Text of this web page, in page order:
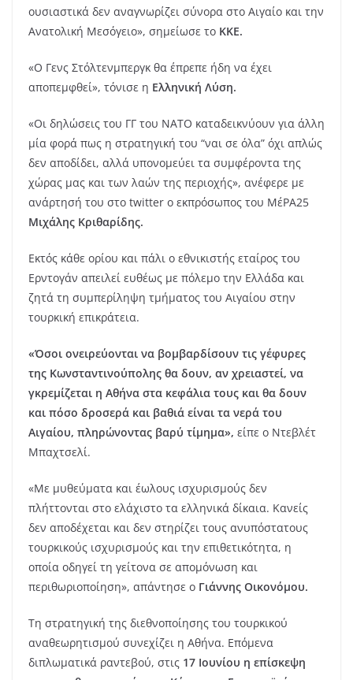
ουσιαστικά δεν αναγνωρίζει σύνορα στο Αιγαίο και την
Ανατολική Μεσόγειο», σημείωσε το ΚΚΕ.
«Ο Γενς Στόλτενμπεργκ θα έπρεπε ήδη να έχει
αποπεμφθεί», τόνισε η Ελληνική Λύση.
«Οι δηλώσεις του ΓΓ του ΝΑΤΟ καταδεικνύουν για άλλη
μία φορά πως η στρατηγική του “ναι σε όλα” όχι απλώς
δεν αποδίδει, αλλά υπονομεύει τα συμφέροντα της
χώρας μας και των λαών της περιοχής», ανέφερε με
ανάρτησή του στο twitter ο εκπρόσωπος του ΜέΡΑ25
Μιχάλης Κριθαρίδης.
Εκτός κάθε ορίου και πάλι ο εθνικιστής εταίρος του
Ερντογάν απειλεί ευθέως με πόλεμο την Ελλάδα και
ζητά τη συμπερίληψη τμήματος του Αιγαίου στην
τουρκική επικράτεια.
«Όσοι ονειρεύονται να βομβαρδίσουν τις γέφυρες
της Κωνσταντινούπολης θα δουν, αν χρειαστεί, να
γκρεμίζεται η Αθήνα στα κεφάλια τους και θα δουν
και πόσο δροσερά και βαθιά είναι τα νερά του
Αιγαίου, πληρώνοντας βαρύ τίμημα», είπε ο Ντεβλέτ
Μπαχτσελί.
«Με μυθεύματα και έωλους ισχυρισμούς δεν
πλήττονται στο ελάχιστο τα ελληνικά δίκαια. Κανείς
δεν αποδέχεται και δεν στηρίζει τους ανυπόστατους
τουρκικούς ισχυρισμούς και την επιθετικότητα, η
οποία οδηγεί τη γείτονα σε απομόνωση και
περιθωριοποίηση», απάντησε ο Γιάννης Οικονόμου.
Τη στρατηγική της διεθνοποίησης του τουρκικού
αναθεωρητισμού συνεχίζει η Αθήνα. Επόμενα
διπλωματικά ραντεβού, στις 17 Ιουνίου η επίσκεψη